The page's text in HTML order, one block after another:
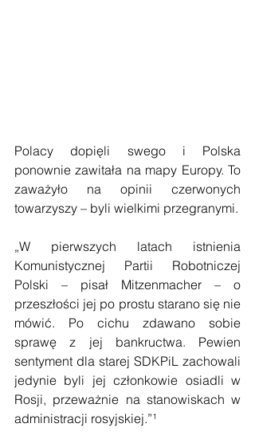
Polacy dopięli swego i Polska
ponownie zawitała na mapy Europy. To
zaważyło na opinii czerwonych
towarzyszy – byli wielkimi przegranymi.
„W pierwszych latach istnienia
Komunistycznej Partii Robotniczej
Polski – pisał Mitzenmacher – o
przeszłości jej po prostu starano się nie
mówić. Po cichu zdawano sobie
sprawę z jej bankructwa. Pewien
sentyment dla starej SDKPiL zachowali
jedynie byli jej członkowie osiadli w
Rosji, przeważnie na stanowiskach w
administracji rosyjskiej.”¹